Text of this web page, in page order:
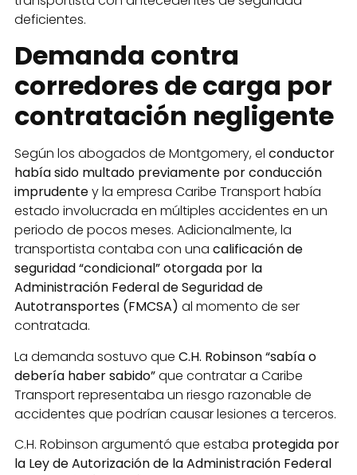
deficientes.
Demanda contra
corredores de carga por
contratación negligente
Según los abogados de Montgomery, el conductor
había sido multado previamente por conducción
imprudentey la empresa Caribe Transport había
estado involucrada en múltiples accidentes en un
periodo de pocos meses. Adicionalmente, la
transportista contaba con una calificación de
seguridad “condicional” otorgada por la
Administración Federal de Seguridad de
Autotransportes (FMCSA) al momento de ser
contratada.
La demanda sostuvo que C.H. Robinson “sabía o
debería haber sabido”que contratar a Caribe
Transport representaba un riesgo razonable de
accidentes que podrían causar lesiones a terceros.
C.H. Robinson argumentó que estaba protegida por
la Ley de Autorización de la Administración Federal